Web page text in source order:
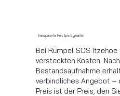
Transparente Festpreisgarantie
Bei Rümpel SOS
versteckten Kosten.
Bestandsaufnahme
verbindliches Angebot –
Preis ist der Preis, den